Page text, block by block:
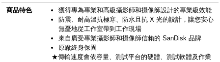
商品特色
獲得專為專業和高級攝影師和攝像師設計的專業級效能
防震、耐高溫抗極寒、防水且抗 X 光的設計，讓您安心
無憂地從工作室帶到工作現場
來自廣受專業攝影師和攝像師信賴的 SanDisk 品牌
原廠終身保固
★傳輸速度會依容量、測試平台的硬體、測試軟體及作業